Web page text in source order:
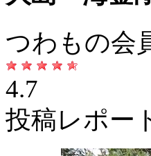
つわもの会
4.7
投稿レポ